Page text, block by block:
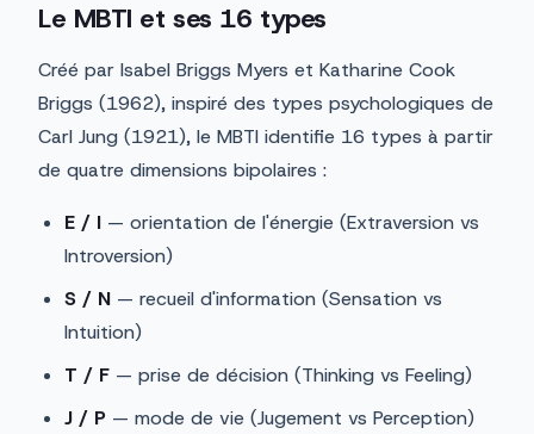
Le MBTI et ses 16 types
Créé par Isabel Briggs Myers et Katharine Cook
Briggs (1962), inspiré des types psychologiques de
Carl Jung (1921), le MBTI identifie 16 types à partir
de quatre dimensions bipolaires :
E / I — orientation de l'énergie (Extraversion vs
Introversion)
S / N — recueil d'information (Sensation vs
Intuition)
T / F — prise de décision (Thinking vs Feeling)
J / P — mode de vie (Jugement vs Perception)